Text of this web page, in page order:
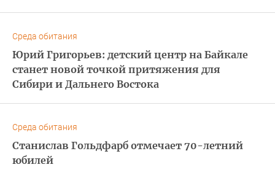
Среда обитания
Юрий Григорьев: детский центр на Байкале
станет новой точкой притяжения для
Сибири и Дальнего Востока
Среда обитания
Станислав Гольдфарб отмечает 70-летний
юбилей